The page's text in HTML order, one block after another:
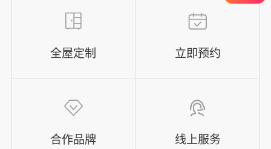
全屋定制 立即预约
合作品牌 线上服务